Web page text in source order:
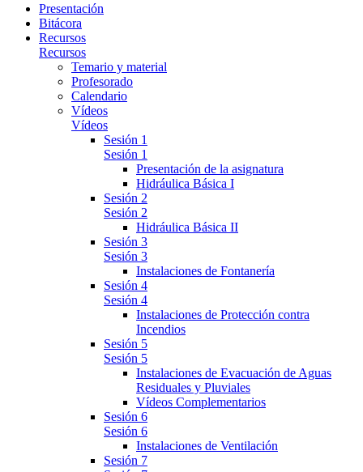
Presentación
Bitácora
Recursos
Recursos
Temario y material
Profesorado
Calendario
Vídeos
Vídeos
Sesión 1
Sesión 1
Presentación de la asignatura
Hidráulica Básica I
Sesión 2
Sesión 2
Hidráulica Básica II
Sesión 3
Sesión 3
Instalaciones de Fontanería
Sesión 4
Sesión 4
Instalaciones de Protección contra
Incendios
Sesión 5
Sesión 5
Instalaciones de Evacuación de Aguas
Residuales y Pluviales
Vídeos Complementarios
Sesión 6
Sesión 6
Instalaciones de Ventilación
Sesión 7